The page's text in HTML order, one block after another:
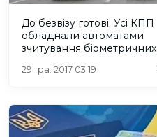
До безвізу готові. Усі КПП
обладнали автоматами
зчитування біометричних
29 тра. 2017 03:19